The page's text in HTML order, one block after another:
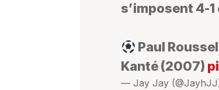
s’imposent 4-
Paul
Kanté (2007)
— Jay Jay